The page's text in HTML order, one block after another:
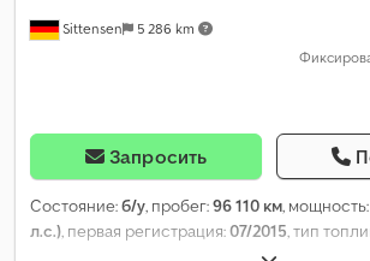
Sittensen 5 286 km
Запросить
Состояние:б/у, пробег:96 110 км, мощность:
л.с.), первая регистрация:07/2015, тип
, тип передачи: